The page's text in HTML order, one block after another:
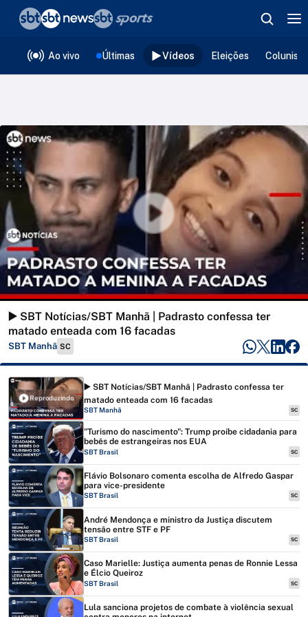
Ao vivo Últimas Vídeos Eleições
▶️ SBT Notícias/SBT Manhã | Padrasto confessa ter
matado enteada com 16 facadas
SBT Manhã SC
Reproduzindo
▶️ SBT Notícias/SBT Manhã | Padrasto confessa ter
matado enteada com 16 facadas
SBT Manhã SC
"Turismo do nascimento": Trump proíbe cidadania para
bebês de estrangeiras nos EUA
SBT Brasil SC
Flávio Bolsonaro comenta escolha de Alfredo Gaspar
para vice-presidente
SBT Brasil SC
André Mendonça e ministro da Justiça discutem
tensão entre STF e PF
SBT Brasil SC
Caso Marielle: Justiça aumenta penas de Ronnie Lessa
e Élcio Queiroz
SBT Brasil SC
Lula sanciona projetos de combate à violência sexual
❮voltar
Editorias